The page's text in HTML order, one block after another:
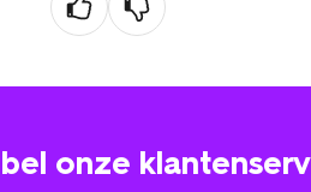
bel onze